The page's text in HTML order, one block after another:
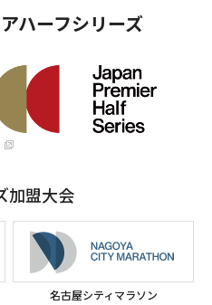
ハーフシリーズ
加盟大会
名古屋シティマラソン